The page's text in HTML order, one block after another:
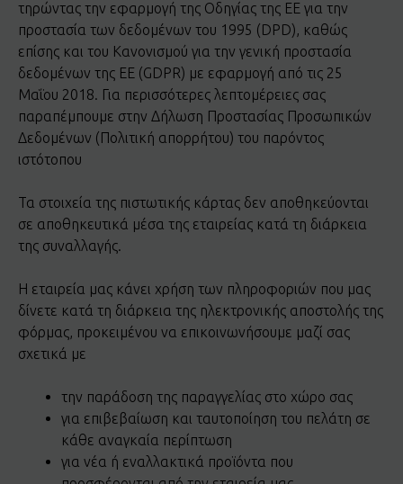
τηρώντας την εφαρμογή της Οδηγίας της ΕΕ για την
προστασία των δεδομένων του 1995 (DPD), καθώς
επίσης και του Κανονισμού για την γενική προστασία
δεδομένων της ΕΕ (GDPR) με εφαρμογή από τις 25
Μαΐου 2018. Για περισσότερες λεπτομέρειες σας
παραπέμπουμε στην Δήλωση Προστασίας Προσωπικών
Δεδομένων (Πολιτική απορρήτου) του παρόντος
ιστότοπου
Τα στοιχεία της πιστωτικής κάρτας δεν αποθηκεύονται
σε αποθηκευτικά μέσα της εταιρείας κατά τη διάρκεια
της συναλλαγής.
Η εταιρεία μας κάνει χρήση των πληροφοριών που μας
δίνετε κατά τη διάρκεια της ηλεκτρονικής αποστολής της
φόρμας, προκειμένου να επικοινωνήσουμε μαζί σας
σχετικά με
την παράδοση της παραγγελίας στο χώρο σας
για επιβεβαίωση και ταυτοποίηση του πελάτη σε
κάθε αναγκαία περίπτωση
για νέα ή εναλλακτικά προϊόντα που